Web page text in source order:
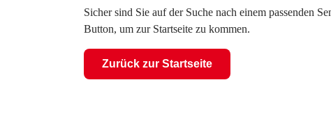
Sicher sind Sie auf der Suche nach einem passenden
Button, um zur Startseite zu kommen.
Zurück zur Startseite